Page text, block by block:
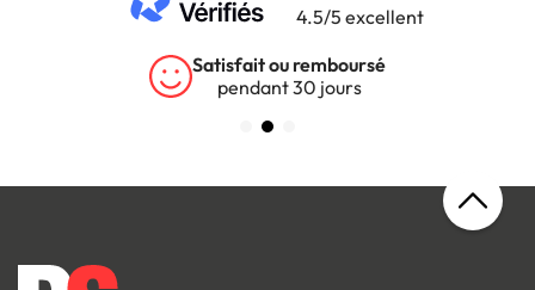
4.5/5 excellent
Satisfait ou remboursé
pendant 30 jours